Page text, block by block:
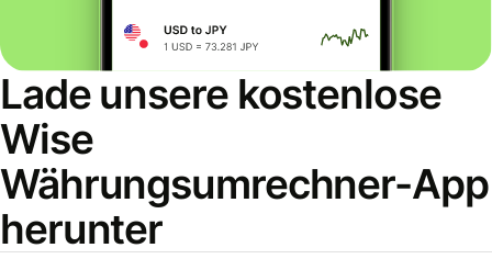
Lade unsere kostenlose
Wise
Währungsumrechner-App
herunter